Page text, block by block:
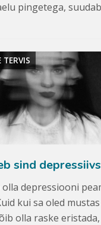
pingetega,
TERVIS
sind
depressiooni
kui sa oled mustas
olla raske